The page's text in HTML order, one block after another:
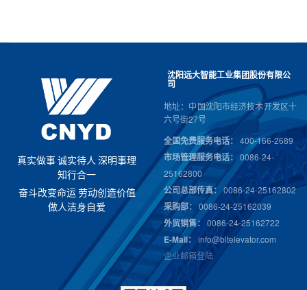
真实做事诚实待人 深明事理
知行合一
奋斗改变命运 劳动创 造价值
做人洁身自爱
沈阳远大智能工业集团股份有限公
司
地址：中国沈阳市经济技术开发区十
六号街27号
全国免费服务电话： 400-166-2689
市场管理服务电话：0086-24-
25162800
公司总部传真： 0086-24-25162802
采购部： 0086-24-25162039
外贸销售： 0086-24-25162722
E-Mail： info@bltelevator.com
企业邮箱登陆